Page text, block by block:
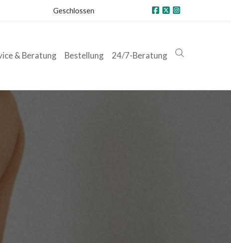
Geschlossen
& Beratung Bestellung 24/7-Beratung